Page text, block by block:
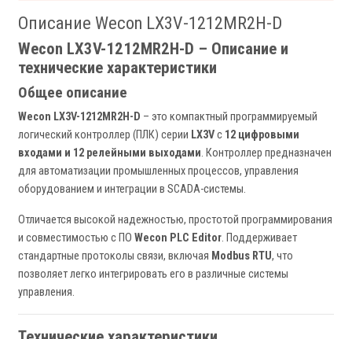
Описание Wecon LX3V-1212MR2H-D
Wecon LX3V-1212MR2H-D – Описание и
технические характеристики
Общее описание
Wecon LX3V-1212MR2H-D – это компактный программируемый
логический контроллер (ПЛК) серии LX3Vс 12 цифровыми
входами и 12 релейными выходами. Контроллер предназначен
для автоматизации промышленных процессов, управления
оборудованием и интеграции в SCADA-системы.
Отличается высокой надежностью, простотой программирования
и совместимостью с ПО Wecon PLC Editor. Поддерживает
стандартные протоколы связи, включая Modbus RTU, что
позволяет легко интегрировать его в различные системы
управления.